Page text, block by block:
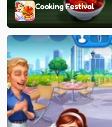
Cooking Festival